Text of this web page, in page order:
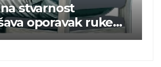
Brže priključenje na
elektroenergetsku